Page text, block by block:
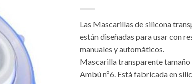
Las Mascarillas de silicona
están diseñadas para usar con
manuales y automáticos.
Mascarilla transparente
Ambú nº6. Está fabricada en